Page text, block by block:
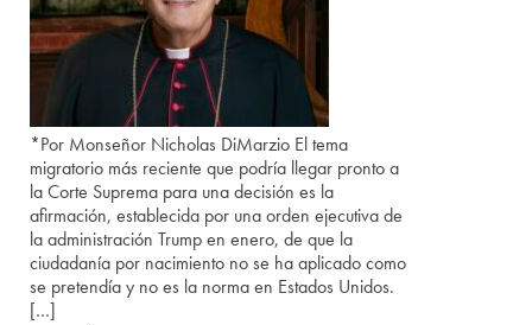
*Por Monseñor Nicholas DiMarzio El tema
migratorio más reciente que podría llegar pronto a
la Corte Suprema para una decisión es la
afirmación, establecida por una orden ejecutiva de
la administración Trump en enero, de que la
ciudadanía por nacimiento no se ha aplicado como
se pretendía y no es la norma en Estados Unidos.
[…]